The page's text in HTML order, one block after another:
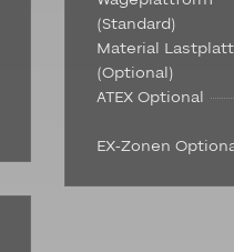
(Standard)
Material
(Optional)
ATEX Optional
EX-Zonen